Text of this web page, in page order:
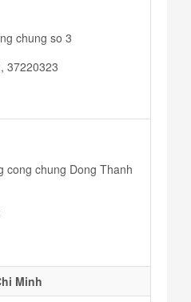
chung so 3
37220323
cong chung Dong Thanh
Minh